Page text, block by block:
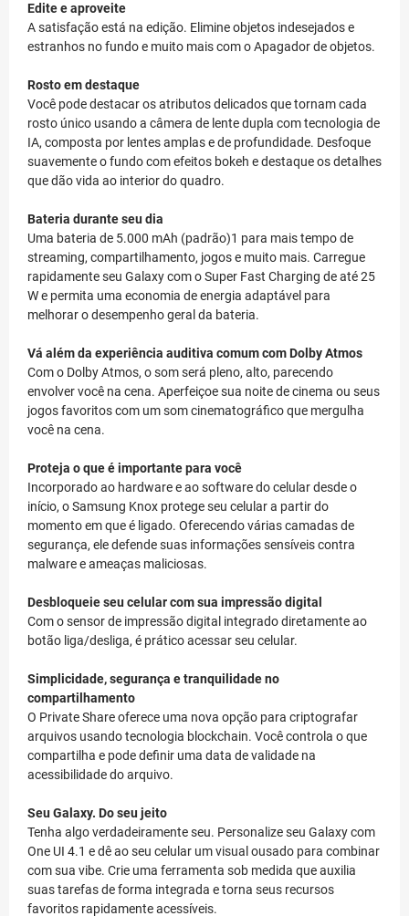
Edite e aproveite
A satisfação está na edição. Elimine objetos indesejados e
estranhos no fundo e muito mais com o Apagador de objetos.
Rosto em destaque
Você pode destacar os atributos delicados que tornam cada
rosto único usando a câmera de lente dupla com tecnologia de
IA, composta por lentes amplas e de profundidade. Desfoque
suavemente o fundo com efeitos bokeh e destaque os detalhes
que dão vida ao interior do quadro.
Bateria durante seu dia
Uma bateria de 5.000 mAh (padrão)1 para mais tempo de
streaming, compartilhamento, jogos e muito mais. Carregue
rapidamente seu Galaxy com o Super Fast Charging de até 25
W e permita uma economia de energia adaptável para
melhorar o desempenho geral da bateria.
Vá além da experiência auditiva comum com Dolby Atmos
Com o Dolby Atmos, o som será pleno, alto, parecendo
envolver você na cena. Aperfeiçoe sua noite de cinema ou seus
jogos favoritos com um som cinematográfico que mergulha
você na cena.
Proteja o que é importante para você
Incorporado ao hardware e ao software do celular desde o
início, o Samsung Knox protege seu celular a partir do
momento em que é ligado. Oferecendo várias camadas de
segurança, ele defende suas informações sensíveis contra
malware e ameaças maliciosas.
Desbloqueie seu celular com sua impressão digital
Com o sensor de impressão digital integrado diretamente ao
botão liga/desliga, é prático acessar seu celular.
Simplicidade, segurança e tranquilidade no
compartilhamento
O Private Share oferece uma nova opção para criptografar
arquivos usando tecnologia blockchain. Você controla o que
compartilha e pode definir uma data de validade na
acessibilidade do arquivo.
Seu Galaxy. Do seu jeito
Tenha algo verdadeiramente seu. Personalize seu Galaxy com
One UI 4.1 e dê ao seu celular um visual ousado para combinar
com sua vibe. Crie uma ferramenta sob medida que auxilia
suas tarefas de forma integrada e torna seus recursos
favoritos rapidamente acessíveis.